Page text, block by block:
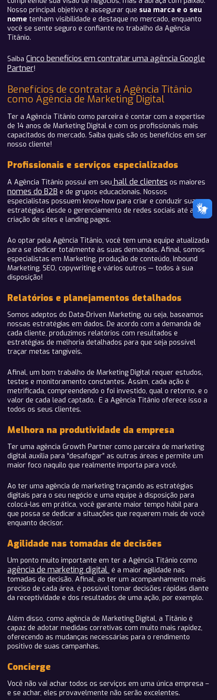
Nosso principal objetivo é assegurar que sua marca e o seu
nome tenham visibilidade e destaque no mercado, enquanto
você se sente seguro e confiante no trabalho da Agência
Titânio.
Saiba Cinco benefícios em contratar uma agência Google
Partner!
Benefícios de contratar a Agência Titânio
como Agência de Marketing Digital
Ter a Agência Titânio como parceira é contar com a expertise
de 14 anos de Marketing Digital e com os profissionais mais
capacitados do mercado. Saiba quais são os benefícios em ser
nosso cliente!
Profissionais e serviços especializados
A Agência Titânio possui em seu hall de clientes os maiores
nomes do B2B e de grupos educacionais. Nossos
especialistas possuem know-how para criar e conduzir suas
estratégias desde o gerenciamento de redes sociais até a
criação de sites e landing pages.
Ao optar pela Agência Titânio, você tem uma equipe atualizada
para se dedicar totalmente às suas demandas. Afinal, somos
especialistas em Marketing, produção de conteúdo, Inbound
Marketing, SEO, copywriting e vários outros — todos à sua
disposição!
Relatórios e planejamentos detalhados
Somos adeptos do Data-Driven Marketing, ou seja, baseamos
nossas estratégias em dados. De acordo com a demanda de
cada cliente, produzimos relatórios com resultados e
estratégias de melhoria detalhados para que seja possível
traçar metas tangíveis.
Afinal, um bom trabalho de Marketing Digital requer estudos,
testes e monitoramento constantes. Assim, cada ação é
metrificada, compreendendo o foi investido, qual o retorno, e o
valor de cada lead captado. E a Agência Titânio oferece isso a
todos os seus clientes.
Melhora na produtividade da empresa
Ter uma agência Growth Partner como parceira de marketing
digital auxilia para “desafogar” as outras áreas e permite um
maior foco naquilo que realmente importa para você.
Ao ter uma agência de marketing traçando as estratégias
digitais para o seu negócio e uma equipe à disposição para
colocá-las em prática, você garante maior tempo hábil para
que possa se dedicar a situações que requerem mais de você
enquanto decisor.
Agilidade nas tomadas de decisões
Um ponto muito importante em ter a Agência Titânio como
agência de marketing digital é a maior agilidade nas
tomadas de decisão. Afinal, ao ter um acompanhamento mais
preciso de cada área, é possível tomar decisões rápidas diante
da receptividade e dos resultados de uma ação, por exemplo.
Além disso, como agência de Marketing Digital, a Titânio é
capaz de adotar medidas corretivas com muito mais rapidez,
oferecendo as mudanças necessárias para o rendimento
positivo de suas campanhas.
Concierge
Você não vai achar todos os serviços em uma única empresa –
e se achar, eles provavelmente não serão excelentes.